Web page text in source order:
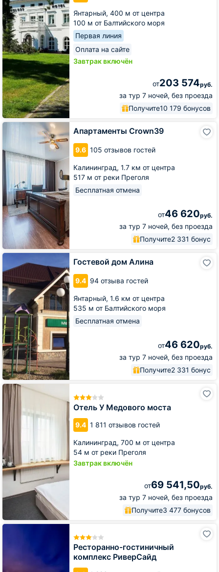
Янтарный, 400 м от центра
100 м от Балтийского моря
Первая линия
Оплата на сайте
Завтрак включён
от203 574руб.
за тур 7 ночей, без проезда
Получите10 179 бонусов
Апартаменты Crown39
9.6 105 отзывов гостей
Калининград, 1.7 км от центра
517 м от реки Преголя
Бесплатная отмена
от46 620руб.
за тур 7 ночей, без проезда
Получите2 331 бонус
Апартаменты
Гостевой дом Алина
9.4 94 отзыва гостей
Янтарный, 1.6 км от центра
535 м от Балтийского моря
Бесплатная отмена
от46 620руб.
за тур 7 ночей, без проезда
Получите2 331 бонус
Гостевой
Алина
Отель У Медового моста
9.4 1 811 отзывов гостей
Калининград, 700 м от центра
54 м от реки Преголя
Завтрак включён
от69 541,50руб.
за тур 7 ночей, без проезда
Получите3 477 бонусов
Отель
Медового
моста
Ресторанно-гостиничный
комплекс РиверСайд
Ресторанно-
РиверСайд